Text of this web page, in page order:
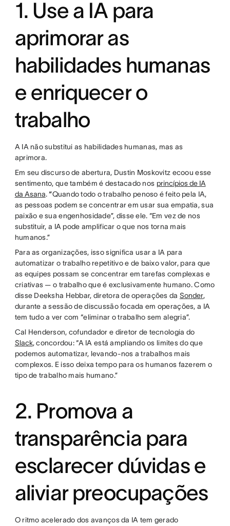
1. Use a IA para
aprimorar as
habilidades humanas
e enriquecer o
trabalho
A IA não substitui as habilidades humanas, mas as
aprimora.
Em seu discurso de abertura, Dustin Moskovitz ecoou esse
sentimento, que também é destacado nos princípios de IA
da Asana.“Quando todo o trabalho penoso é feito pela IA,
as pessoas podem se concentrar em usar sua empatia, sua
paixão e sua engenhosidade”, disse ele. “Em vez de nos
substituir, a IA pode amplificar o que nos torna mais
humanos.”
Para as organizações, isso significa usar a IA para
automatizar o trabalho repetitivo e de baixo valor, para que
as equipes possam se concentrar em tarefas complexas e
criativas — o trabalho que é exclusivamente humano. Como
disse Deeksha Hebbar, diretora de operações da Sonder,
durante a sessão de discussão focada em operações, a IA
tem tudo a ver com “eliminar o trabalho sem alegria”.
Cal Henderson, cofundador e diretor de tecnologia do
Slack, concordou: “A IA está ampliando os limites do que
podemos automatizar, levando-nos a trabalhos mais
complexos. E isso deixa tempo para os humanos fazerem o
tipo de trabalho mais humano.”
2. Promova a
transparência para
esclarecer dúvidas e
aliviar preocupações
O ritmo acelerado dos avanços da IA tem gerado